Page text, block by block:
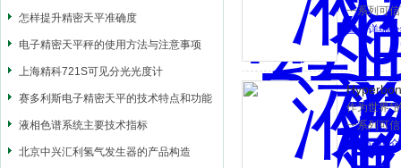
怎样提升精密天平准确度
电子精密天平秤的使用方法与注意事项
上海精科721S可见分光光度计
赛多利斯电子精密天平的技术特点和功能
液相色谱系统主要技术指标
北京中兴汇利氢气发生器的产品构造
一系列可
化色谱柱
科技文献
色谱柱的
是基于
标准以保
查看详细
作为世界*
一系列可
化色谱柱
科技文献
查看详细